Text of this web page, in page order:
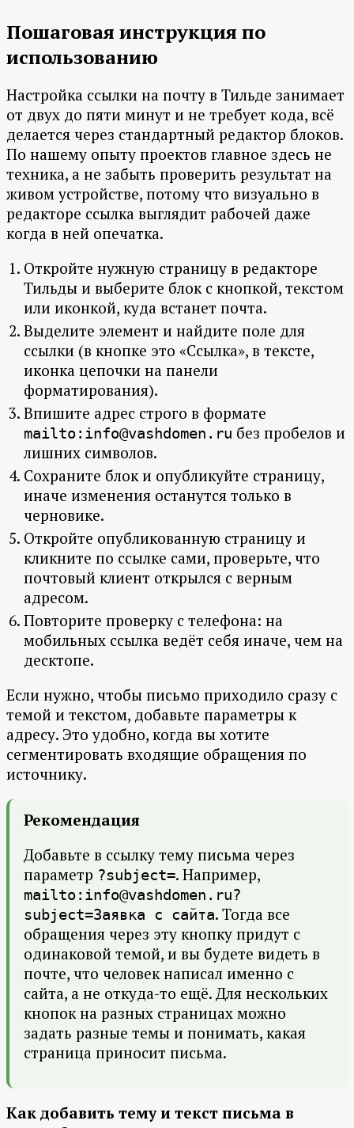
Пошаговая инструкция по
использованию
Настройка ссылки на почту в Тильде занимает
от двух до пяти минут и не требует кода, всё
делается через стандартный редактор блоков.
По нашему опыту проектов главное здесь не
техника, а не забыть проверить результат на
живом устройстве, потому что визуально в
редакторе ссылка выглядит рабочей даже
когда в ней опечатка.
Откройте нужную страницу в редакторе
Тильды и выберите блок с кнопкой, текстом
или иконкой, куда встанет почта.
Выделите элемент и найдите поле для
ссылки (в кнопке это «Ссылка», в тексте,
иконка цепочки на панели
форматирования).
Впишите адрес строго в формате
mailto:info@vashdomen.ru без пробелов и
лишних символов.
Сохраните блок и опубликуйте страницу,
иначе изменения останутся только в
черновике.
Откройте опубликованную страницу и
кликните по ссылке сами, проверьте, что
почтовый клиент открылся с верным
адресом.
Повторите проверку с телефона: на
мобильных ссылка ведёт себя иначе, чем на
десктопе.
Если нужно, чтобы письмо приходило сразу с
темой и текстом, добавьте параметры к
адресу. Это удобно, когда вы хотите
сегментировать входящие обращения по
источнику.
Рекомендация
Добавьте в ссылку тему письма через
параметр ?subject=. Например,
mailto:info@vashdomen.ru?
subject=Заявка с сайта. Тогда все
обращения через эту кнопку придут с
одинаковой темой, и вы будете видеть в
почте, что человек написал именно с
сайта, а не откуда-то ещё. Для нескольких
кнопок на разных страницах можно
задать разные темы и понимать, какая
страница приносит письма.
Как добавить тему и текст письма в